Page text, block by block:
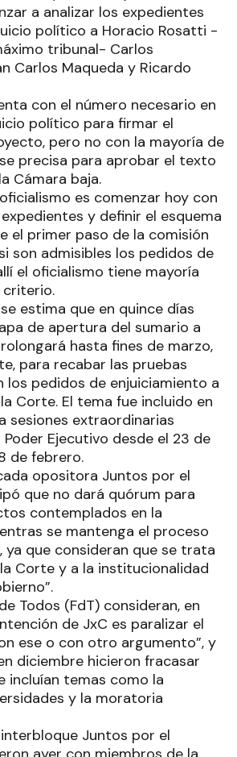
a analizar los expedientes
político a Horacio Rosatti -
tribunal- Carlos
Carlos Maqueda y Ricardo
con el número necesario en
político para firmar el
pero no con la mayoría de
precisa para aprobar el texto
Cámara baja.
es comenzar hoy con
y definir el esquema
el primer paso de la comisión
son admisibles los pedidos de
el oficialismo tiene mayoría
criterio.
estima que en quince días
de apertura del sumario a
hasta fines de marzo,
para recabar las pruebas
los pedidos de enjuiciamiento a
Corte. El tema fue incluido en
sesiones extraordinarias
Ejecutivo desde el 23 de
de febrero.
opositora Juntos por el
que no dará quórum para
contemplados en la
se mantenga el proceso
ya que consideran que se trata
Corte y a la institucionalidad
Todos (FdT) consideran, en
de JxC es paralizar el
ese o con otro argumento”, y
diciembre hicieron fracasar
incluían temas como la
y la moratoria
Juntos por el